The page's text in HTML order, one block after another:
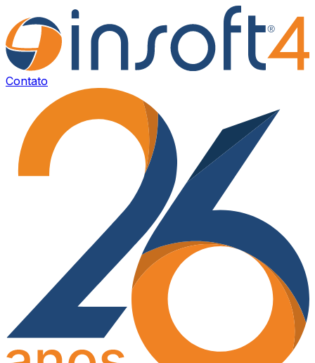
Contato